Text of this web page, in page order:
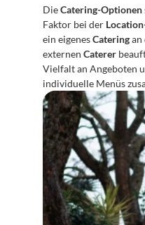
Die Catering-Optionen
Faktor bei der
ein eigenes Catering an
externen Caterer
Vielfalt an Angeboten
individuelle Menüs